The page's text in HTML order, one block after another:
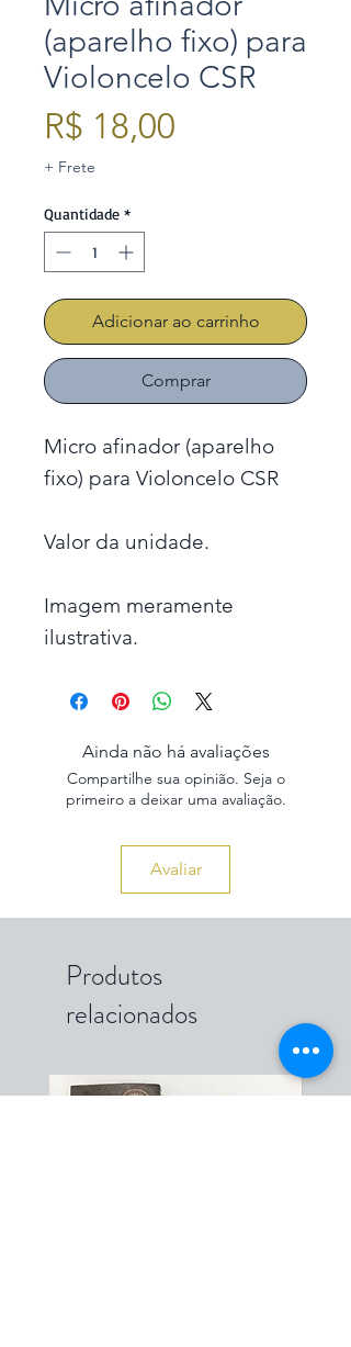
(aparelho fixo) para
Violoncelo CSR
R$ 18,00
+ Frete
Quantidade *
Adicionar ao carrinho
Comprar
Micro afinador (aparelho
fixo) para Violoncelo CSR
Valor da unidade.
Imagem meramente
ilustrativa.
Ainda não há avaliações
Compartilhe sua opinião. Seja o
primeiro a deixar uma avaliação.
Avaliar
Produtos
relacionados